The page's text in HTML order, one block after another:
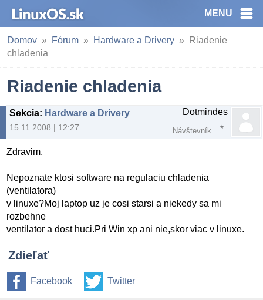
MENU
Domov Fórum Hardware a Drivery
Riadenie
chladenia
Riadenie chladenia
Sekcia: Hardware a Drivery
15.11.2008 | 12:27
Dotmindes
Návštevník
Zdravim,
Nepoznate ktosi software na regulaciu chladenia
(ventilatora)
v linuxe?Moj laptop uz je cosi starsi a niekedy sa mi
rozbehne
ventilator a dost huci.Pri Win xp ani nie,skor viac v linuxe.
Zdieľať
Facebook Twitter